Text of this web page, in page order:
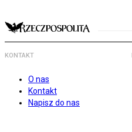
KONTAKT
O nas
Kontakt
Napisz do nas